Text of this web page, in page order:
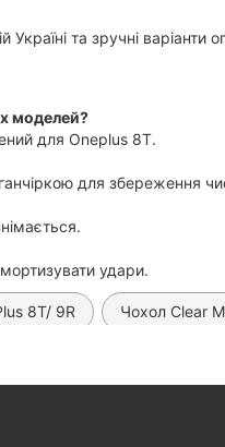
та зручні
моделей?
для Oneplus 8T.
для збереження
удари.
8T/ 9R Чохол Clear
Matte (на всі телефони)